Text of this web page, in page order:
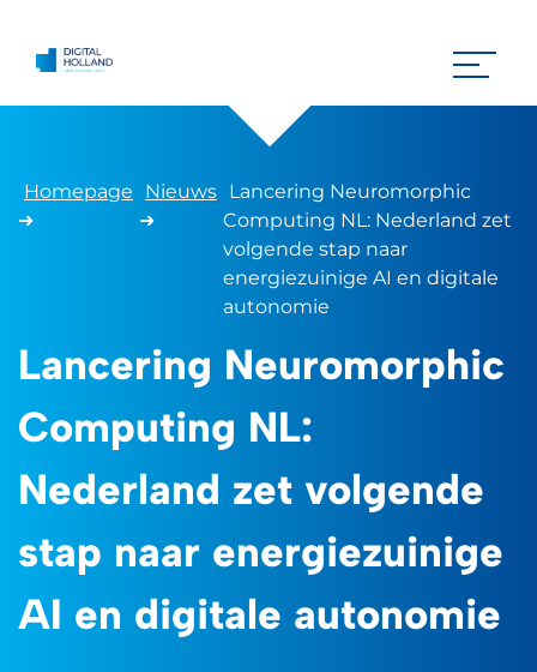
Homepage
➜
Nieuws
➜
Lancering Neuromorphic
Computing NL: Nederland zet
volgende stap naar
energiezuinige AI en digitale
autonomie
Lancering Neuromorphic
Computing NL:
Nederland zet volgende
stap naar energiezuinige
AI en digitale autonomie